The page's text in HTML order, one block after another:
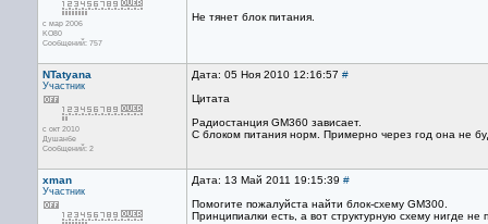
с мар 2006
KO80
Сообщений: 757
Не тянет блок питания.
NTatyana
Участник
с окт 2010
Душанбе
Сообщений: 2
Дата: 05 Ноя 2010 12:16:57 #
Цитата
Радиостанция GМ360 зависает.
C блоком питания норм. Примерно через год она не
xman
Участник
Дата: 13 Май 2011 19:15:39 #
Помогите пожалуйста найти блок-схему GM300.
Принципиалки есть, а вот структурную схему нигде не